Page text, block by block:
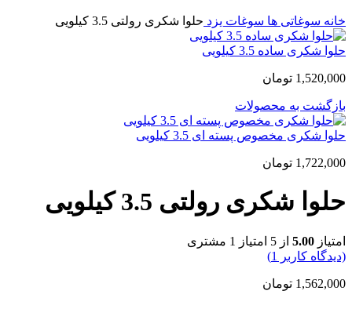
خانه سوغاتی ها سوغات یزد حلوا شکری رولتی 3.5 کیلویی
حلوا شکری ساده 3.5 کیلویی
1,520,000 تومان
بازگشت به محصولات
حلوا شکری مخصوص پسته ای 3.5 کیلویی
1,722,000 تومان
حلوا شکری رولتی 3.5 کیلویی
امتیاز 5.00 از 5 امتیاز 1 مشتری
(دیدگاه کاربر
1
)
1,562,000 تومان